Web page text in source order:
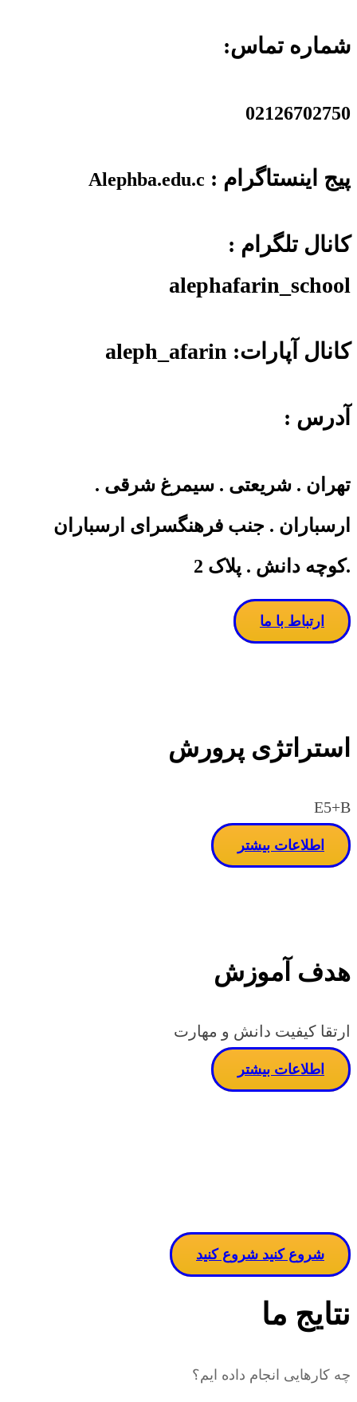
شماره تماس:
02126702750
پیج اینستاگرام : Alephba.edu.c
کانال تلگرام :
alephafarin_school
کانال آپارات: aleph_afarin
آدرس :
تهران . شریعتی . سیمرغ شرقی .
ارسباران . جنب فرهنگسرای ارسباران
.کوچه دانش . پلاک 2
ارتباط با ما
استراتژی پرورش
E5+B
اطلاعات بیشتر
هدف آموزش
ارتقا کیفیت دانش و مهارت
اطلاعات بیشتر
شروع کنید شروع کنید
نتایج ما
چه کارهایی انجام داده ایم؟